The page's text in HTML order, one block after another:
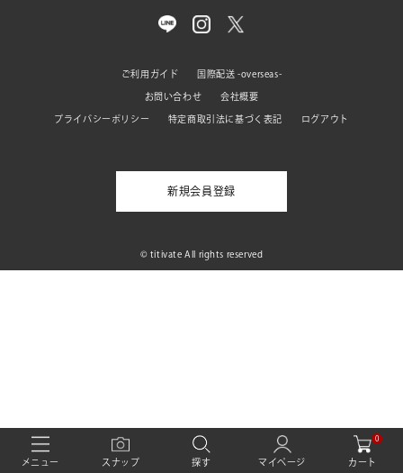
メニュー スナップ 探す マイページ カート
0
ご利用ガイド 国際配送 -overseas-
お問い合わせ 会社概要
プライバシーポリシー 特定商取引法に基づく表記 ログアウト
新規会員登録
© titivate All rights reserved